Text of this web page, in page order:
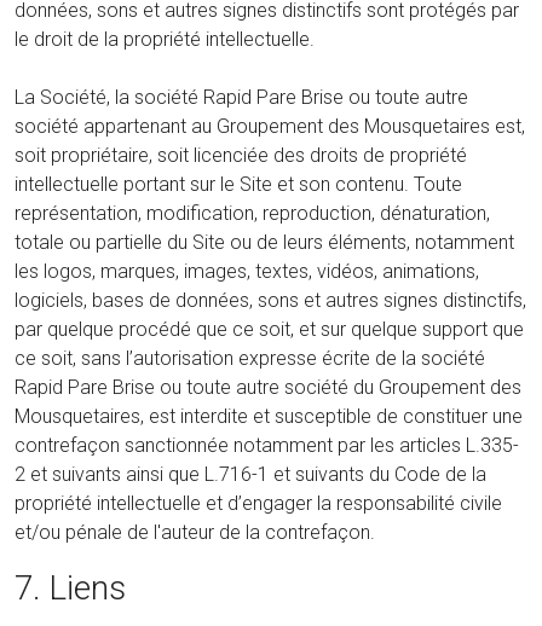
données, sons et autres signes distinctifs sont protégés par
le droit de la propriété intellectuelle.
La Société, la société Rapid Pare Brise ou toute autre
société appartenant au Groupement des Mousquetaires est,
soit propriétaire, soit licenciée des droits de propriété
intellectuelle portant sur le Site et son contenu. Toute
représentation, modification, reproduction, dénaturation,
totale ou partielle du Site ou de leurs éléments, notamment
les logos, marques, images, textes, vidéos, animations,
logiciels, bases de données, sons et autres signes distinctifs,
par quelque procédé que ce soit, et sur quelque support que
ce soit, sans l’autorisation expresse écrite de la société
Rapid Pare Brise ou toute autre société du Groupement des
Mousquetaires, est interdite et susceptible de constituer une
contrefaçon sanctionnée notamment par les articles L.335-
2 et suivants ainsi que L.716-1 et suivants du Code de la
propriété intellectuelle et d’engager la responsabilité civile
et/ou pénale de l'auteur de la contrefaçon.
7. Liens